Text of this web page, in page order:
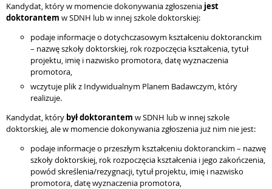
Kandydat, który w momencie dokonywania zgłoszenia jest
doktorantem w SDNH lub w innej szkole doktorskiej:
podaje informacje o dotychczasowym kształceniu doktoranckim
– nazwę szkoły doktorskiej, rok rozpoczęcia kształcenia, tytuł
projektu, imię i nazwisko promotora, datę wyznaczenia
promotora,
wczytuje plik z Indywidualnym Planem Badawczym, który
realizuje.
Kandydat, który był doktorantem w SDNH lub w innej szkole
doktorskiej, ale w momencie dokonywania zgłoszenia już nim nie jest:
podaje informacje o przeszłym kształceniu doktoranckim – nazwę
szkoły doktorskiej, rok rozpoczęcia kształcenia i jego zakończenia,
powód skreślenia/rezygnacji, tytuł projektu, imię i nazwisko
promotora, datę wyznaczenia promotora,